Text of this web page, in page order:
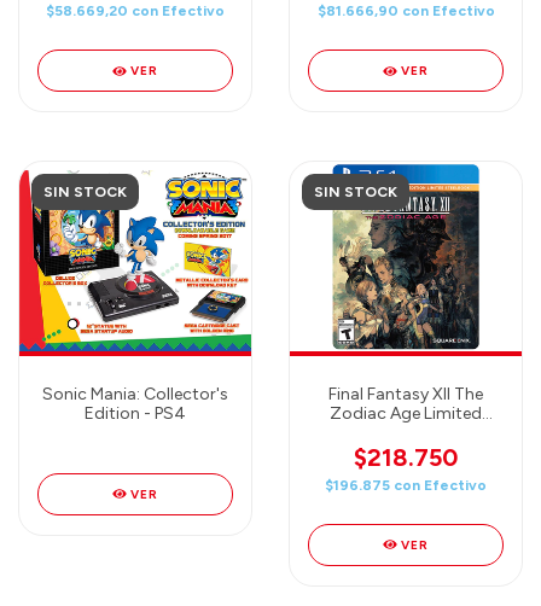
$58.669,20 con Efectivo
VER
$81.666,90 con Efectivo
VER
SIN STOCK
Sonic Mania: Collector's
Edition - PS4
VER
SIN STOCK
Final Fantasy XII The
Zodiac Age Limited
PlayStation 4
$218.750
$196.875 con Efectivo
VER